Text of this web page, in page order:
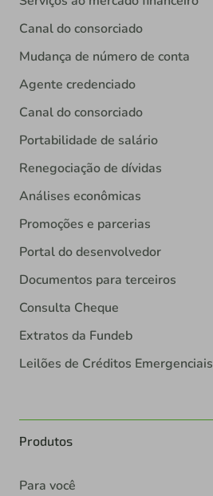
Canal do consorciado
Mudança de número de conta
Agente credenciado
Canal do consorciado
Portabilidade de salário
Renegociação de dívidas
Análises econômicas
Promoções e parcerias
Portal do desenvolvedor
Documentos para terceiros
Consulta Cheque
Extratos da Fundeb
Leilões de Créditos Emergenciais
Produtos
Para você